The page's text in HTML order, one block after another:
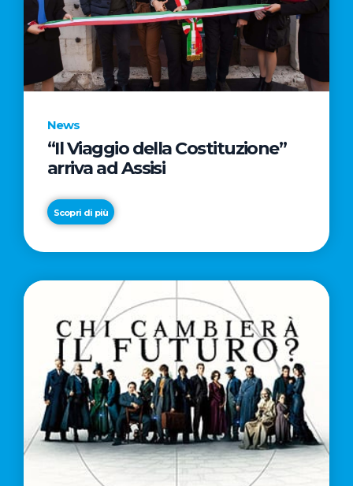
News
“Il Viaggio della Costituzione”
arriva ad Assisi
Scopri di più